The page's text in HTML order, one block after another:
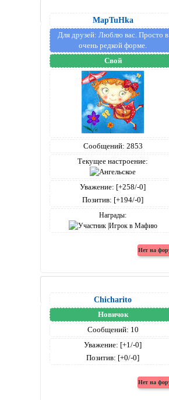
MapTuHka
Для друзей: Люблю вас. Просто в
очень редкой форме.
Свой
Сообщений: 2853
Текущее настроение:
Уважение: [+258/-0]
Позитив: [+194/-0]
Награды:
Chicharito
Новичок
Сообщений: 10
Уважение: [+1/-0]
Позитив: [+0/-0]